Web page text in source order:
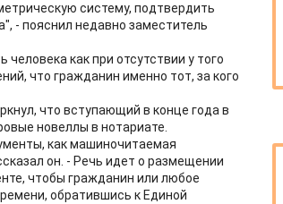
систему, подтвердить
- пояснил недавно заместитель
как при отсутствии у того
что гражданин именно тот, за кого
что вступающий в конце года в
новеллы в нотариате.
как машиночитаемая
он. - Речь идет о размещении
чтобы гражданин или любое
обратившись к Единой